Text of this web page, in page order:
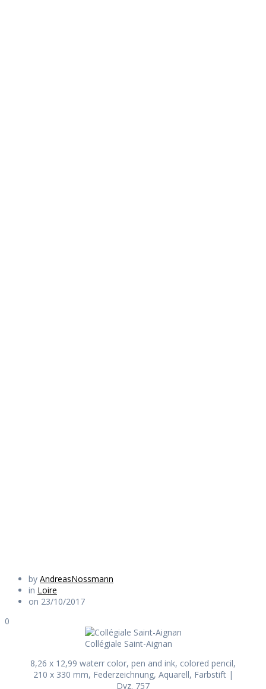
by AndreasNossmann
in Loire
on 23/10/2017
0
Collégiale Saint-Aignan
8,26 x 12,99 waterr color, pen and ink, colored pencil,
210 x 330 mm, Federzeichnung, Aquarell, Farbstift |
Dvz. 757